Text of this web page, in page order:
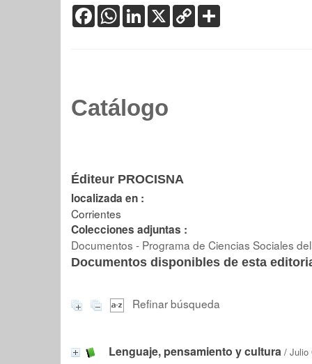
FacebookWhatsApp
LinkedIn
X Copy
Link
Catálogo
Éditeur PROCISNA
localizada en :
Corrientes
Colecciones adjuntas :
Documentos - Programa de Ciencias Sociales
Documentos disponibles de esta
Refinar búsqueda
Lenguaje, pensamiento y cultura / Julio